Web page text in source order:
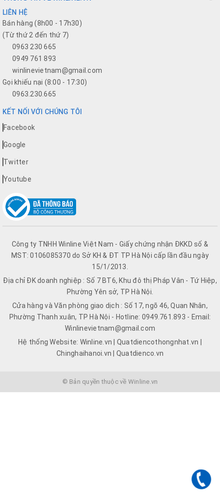
LIÊN HỆ
Bán hàng (8h00 - 17h30)
(Từ thứ 2 đến thứ 7)
0963 230 665
0949 761 893
winlinevietnam@gmail.com
Gọi khiếu nại (8:00 - 17:30)
0963.230.665
KẾT NỐI VỚI CHÚNG TÔI
Facebook
Google
Twitter
Youtube
Công ty TNHH Winline Việt Nam - Giấy chứng nhận ĐKKD số &
MST: 0106085370 do Sở KH & ĐT TP Hà Nội cấp lần đầu ngày
15/1/2013.
Địa chỉ ĐK doanh nghiệp : Số 7 BT6, Khu đô thị Pháp Vân - Tứ Hiệp,
Phường Yên sở, TP Hà Nội.
Cửa hàng và Văn phòng giao dịch : Số 17, ngõ 46, Quan Nhân,
Phường Thanh xuân, TP Hà Nội - Hotline: 0949.761.893 - Email:
Winlinevietnam@gmail.com
Hệ thống Website: Winline.vn | Quatdiencothongnhat.vn |
Chinghaihanoi.vn | Quatdienco.vn
© Bản quyền thuộc về Winline.vn